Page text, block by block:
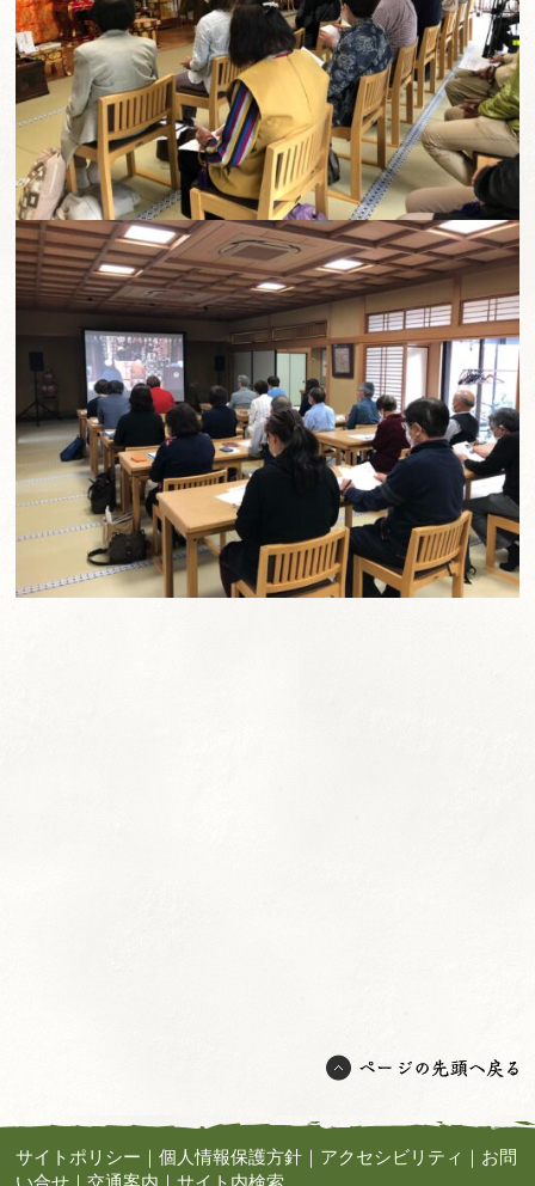
サイトポリシー ｜個人情報保護方針 ｜ アクセシビリティ ｜ お問
い合せ ｜交通案内 ｜サイト内検索